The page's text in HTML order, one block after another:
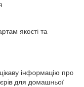
якості та
інформацію про
для домашньої